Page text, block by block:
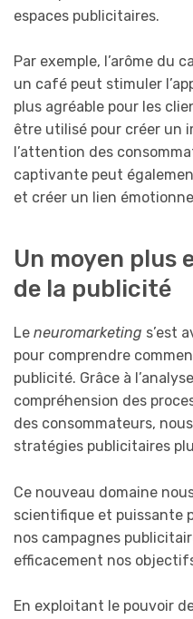
espaces publicitaires.
Par exemple, l’arôme du
un café peut stimuler
plus agréable pour les
être utilisé pour créer un
l’attention des
captivante peut
et créer un lien
Un moyen plus
de la publicité
Le neuromarketing s’est
pour comprendre
publicité. Grâce à
compréhension des
des consommateurs,
stratégies publicitaires
Ce nouveau domaine
scientifique et puissante
nos campagnes
efficacement nos
En exploitant le pouvoir